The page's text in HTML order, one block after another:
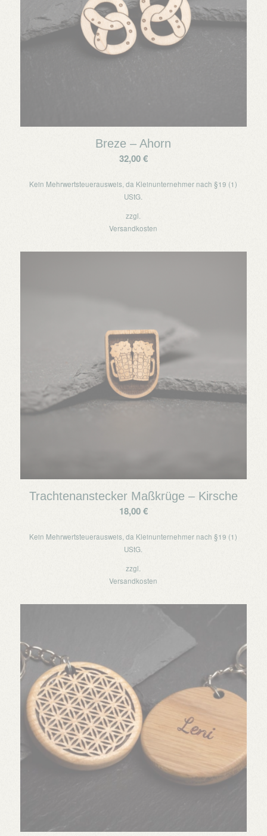
Breze – Ahorn
32,00€
Kein Mehrwertsteuerausweis, da Kleinunternehmer nach §19 (1)
UStG.
zzgl.
Versandkosten
Trachtenanstecker Maßkrüge – Kirsche
18,00€
Kein Mehrwertsteuerausweis, da Kleinunternehmer nach §19 (1)
UStG.
zzgl.
Versandkosten